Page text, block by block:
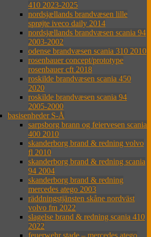
410 2023-2025
nordsjællands brandvæsen lille
sprøjte iveco daily 2014
nordsjællands brandvæsen scania 94
2003-2002
odense brandvæsen scania 310 2010
rosenbauer concept/prototype
rosenbauer cft 2018
roskilde brandvæsen scania 450
2020
roskilde brandvæsen scania 94
2005-2000
basisenheder S-Å
sarpsborg brann og feiervesen scania
400 2010
skanderborg brand & redning volvo
fl 2010
skanderborg brand & redning scania
94 2004
skanderborg brand & redning
mercedes atego 2003
räddningstjänsten skåne nordväst
volvo fm 2022
slagelse brand & redning scania 410
2022
feuerwehr stade – mercedes atego